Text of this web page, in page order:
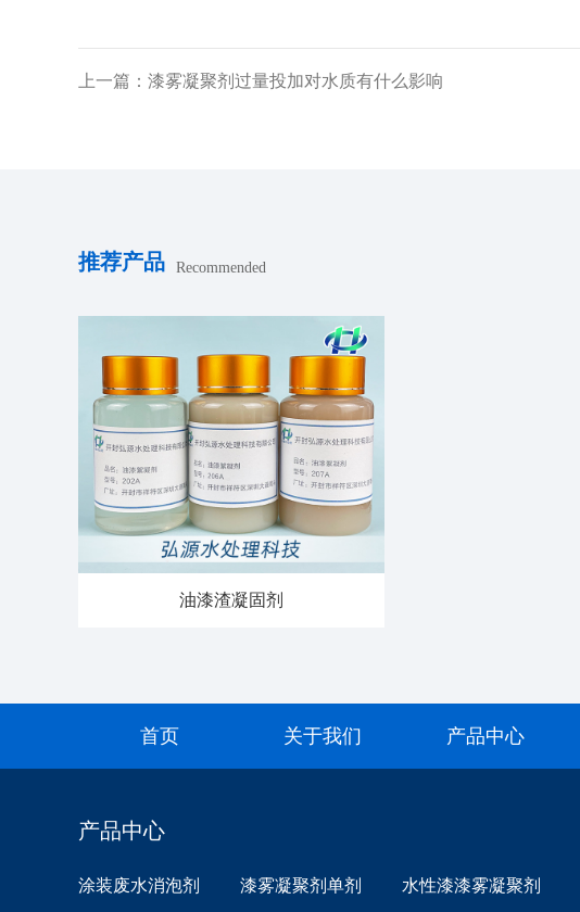
上一篇：漆雾凝聚剂过量投加对水质有什么影响
推荐产品 Recommended
油漆渣凝固剂
首页 关于我们 产品中心
产品中心
涂装废水消泡剂 漆雾凝聚剂单剂 水性漆漆雾凝聚剂